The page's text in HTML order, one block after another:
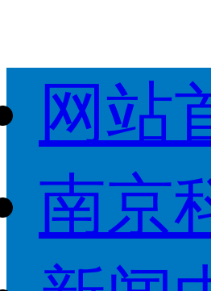
网站
南京